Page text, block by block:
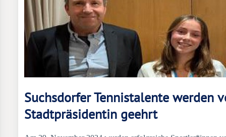
Suchsdorfer Tennistalente werden
Stadtpräsidentin geehrt